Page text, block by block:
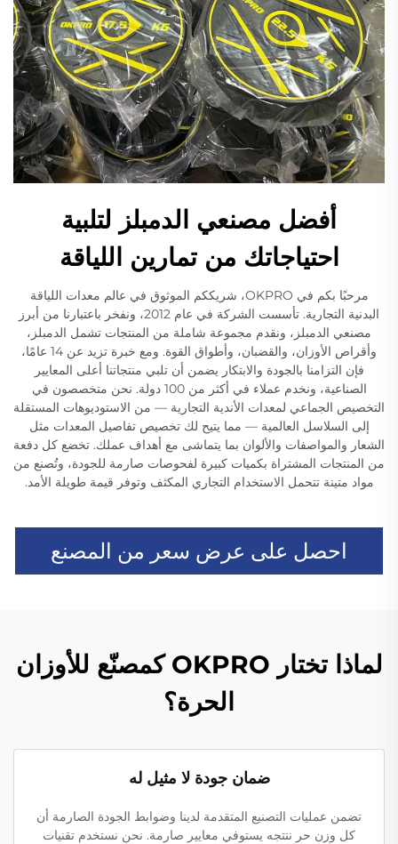
أفضل مصنعي الدمبلز لتلبية
احتياجاتك من تمارين اللياقة
مرحبًا بكم في OKPRO، شريككم الموثوق في عالم معدات اللياقة
البدنية التجارية. تأسست الشركة في عام 2012، ونفخر باعتبارنا من أبرز
مصنعي الدمبلز، ونقدم مجموعة شاملة من المنتجات تشمل الدمبلز،
وأقراص الأوزان، والقضبان، وأطواق القوة. ومع خبرة تزيد عن 14 عامًا،
فإن التزامنا بالجودة والابتكار يضمن أن تلبي منتجاتنا أعلى المعايير
الصناعية، ونخدم عملاء في أكثر من 100 دولة. نحن متخصصون في
التخصيص الجماعي لمعدات الأندية التجارية — من الاستوديوهات المستقلة
إلى السلاسل العالمية — مما يتيح لك تخصيص تفاصيل المعدات مثل
الشعار والمواصفات والألوان بما يتماشى مع أهداف عملك. تخضع كل دفعة
من المنتجات المشتراة بكميات كبيرة لفحوصات صارمة للجودة، وتُصنع من
مواد متينة تتحمل الاستخدام التجاري المكثف وتوفر قيمة طويلة الأمد.
احصل على عرض سعر من المصنع
لماذا تختار OKPRO كمصنّع للأوزان
الحرة؟
ضمان جودة لا مثيل له
تضمن عمليات التصنيع المتقدمة لدينا وضوابط الجودة الصارمة أن
كل وزن حر ننتجه يستوفي معايير صارمة. نحن نستخدم تقنيات